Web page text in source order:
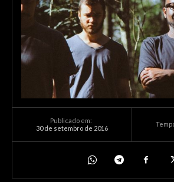
Publicado em:
30 de setembro de 2016